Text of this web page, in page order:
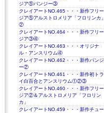
ジア⑤パンジー③
クレイアートNO.465・・・新作フリー
ジア⑤アルストロメリア「フロリンカ」
②
クレイアートNO.464・・・新作フリー
ジア③④
クレイアートNO.463・・・オリジナ
ル・アンスリウム④
クレイアートNO.462・・・新作パンジ
ー②
クレイアートNO.461・・・新作初トラ
イ白百合とアンスリウム①②③
クレイアートNO.460・・・新作フリー
ジア②＆アルストロメリア「フロリン
カ」
クレイアートNO.459・・・新作チュー